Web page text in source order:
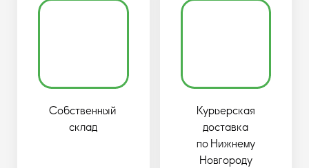
Собственный
склад
Курьерская
доставка
по Нижнему
Новгороду